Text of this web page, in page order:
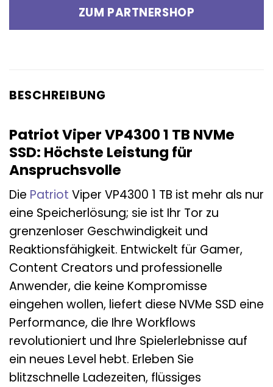
ZUM PARTNERSHOP
BESCHREIBUNG
Patriot Viper VP4300 1 TB NVMe
SSD: Höchste Leistung für
Anspruchsvolle
Die Patriot Viper VP4300 1 TB ist mehr als nur
eine Speicherlösung; sie ist Ihr Tor zu
grenzenloser Geschwindigkeit und
Reaktionsfähigkeit. Entwickelt für Gamer,
Content Creators und professionelle
Anwender, die keine Kompromisse
eingehen wollen, liefert diese NVMe SSD eine
Performance, die Ihre Workflows
revolutioniert und Ihre Spielerlebnisse auf
ein neues Level hebt. Erleben Sie
blitzschnelle Ladezeiten, flüssiges